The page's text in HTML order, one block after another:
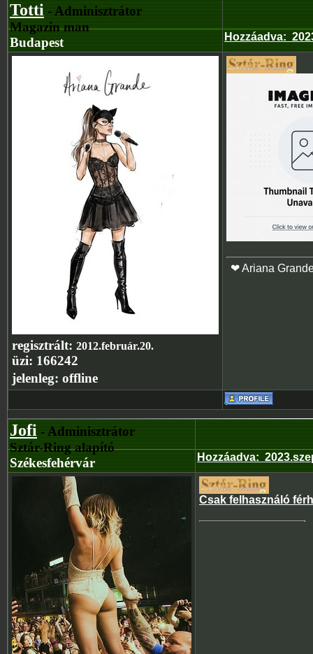
Totti- Adminisztrátor
Magazin man
Budapest
Hozzáadva:
regisztrált: 2012.február.20.
üzi: 166242
jelenleg: offline
❤ Ariana
Jofi- Adminisztrátor
Sztár-Ring alapító
Székesfehérvár
Hozzáadva:
Csak felhasználó